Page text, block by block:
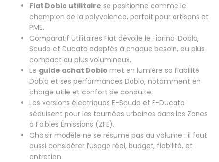
Fiat Doblo utilitaire se positionne comme le
champion de la polyvalence, parfait pour artisans et
PME.
Comparatif utilitaires Fiat dévoile le Fiorino, Doblo,
Scudo et Ducato adaptés à chaque besoin, du plus
compact au plus volumineux.
Le guide achat Doblo met en lumière sa fiabilité
Doblo et ses performances Doblo, notamment en
charge utile et confort de conduite.
Les versions électriques E-Scudo et E-Ducato
séduisent pour les tournées urbaines dans les Zones
à Faibles Émissions (ZFE).
Choisir modèle ne se résume pas au volume : il faut
aussi considérer l’usage réel, budget, fiabilité, et
entretien.